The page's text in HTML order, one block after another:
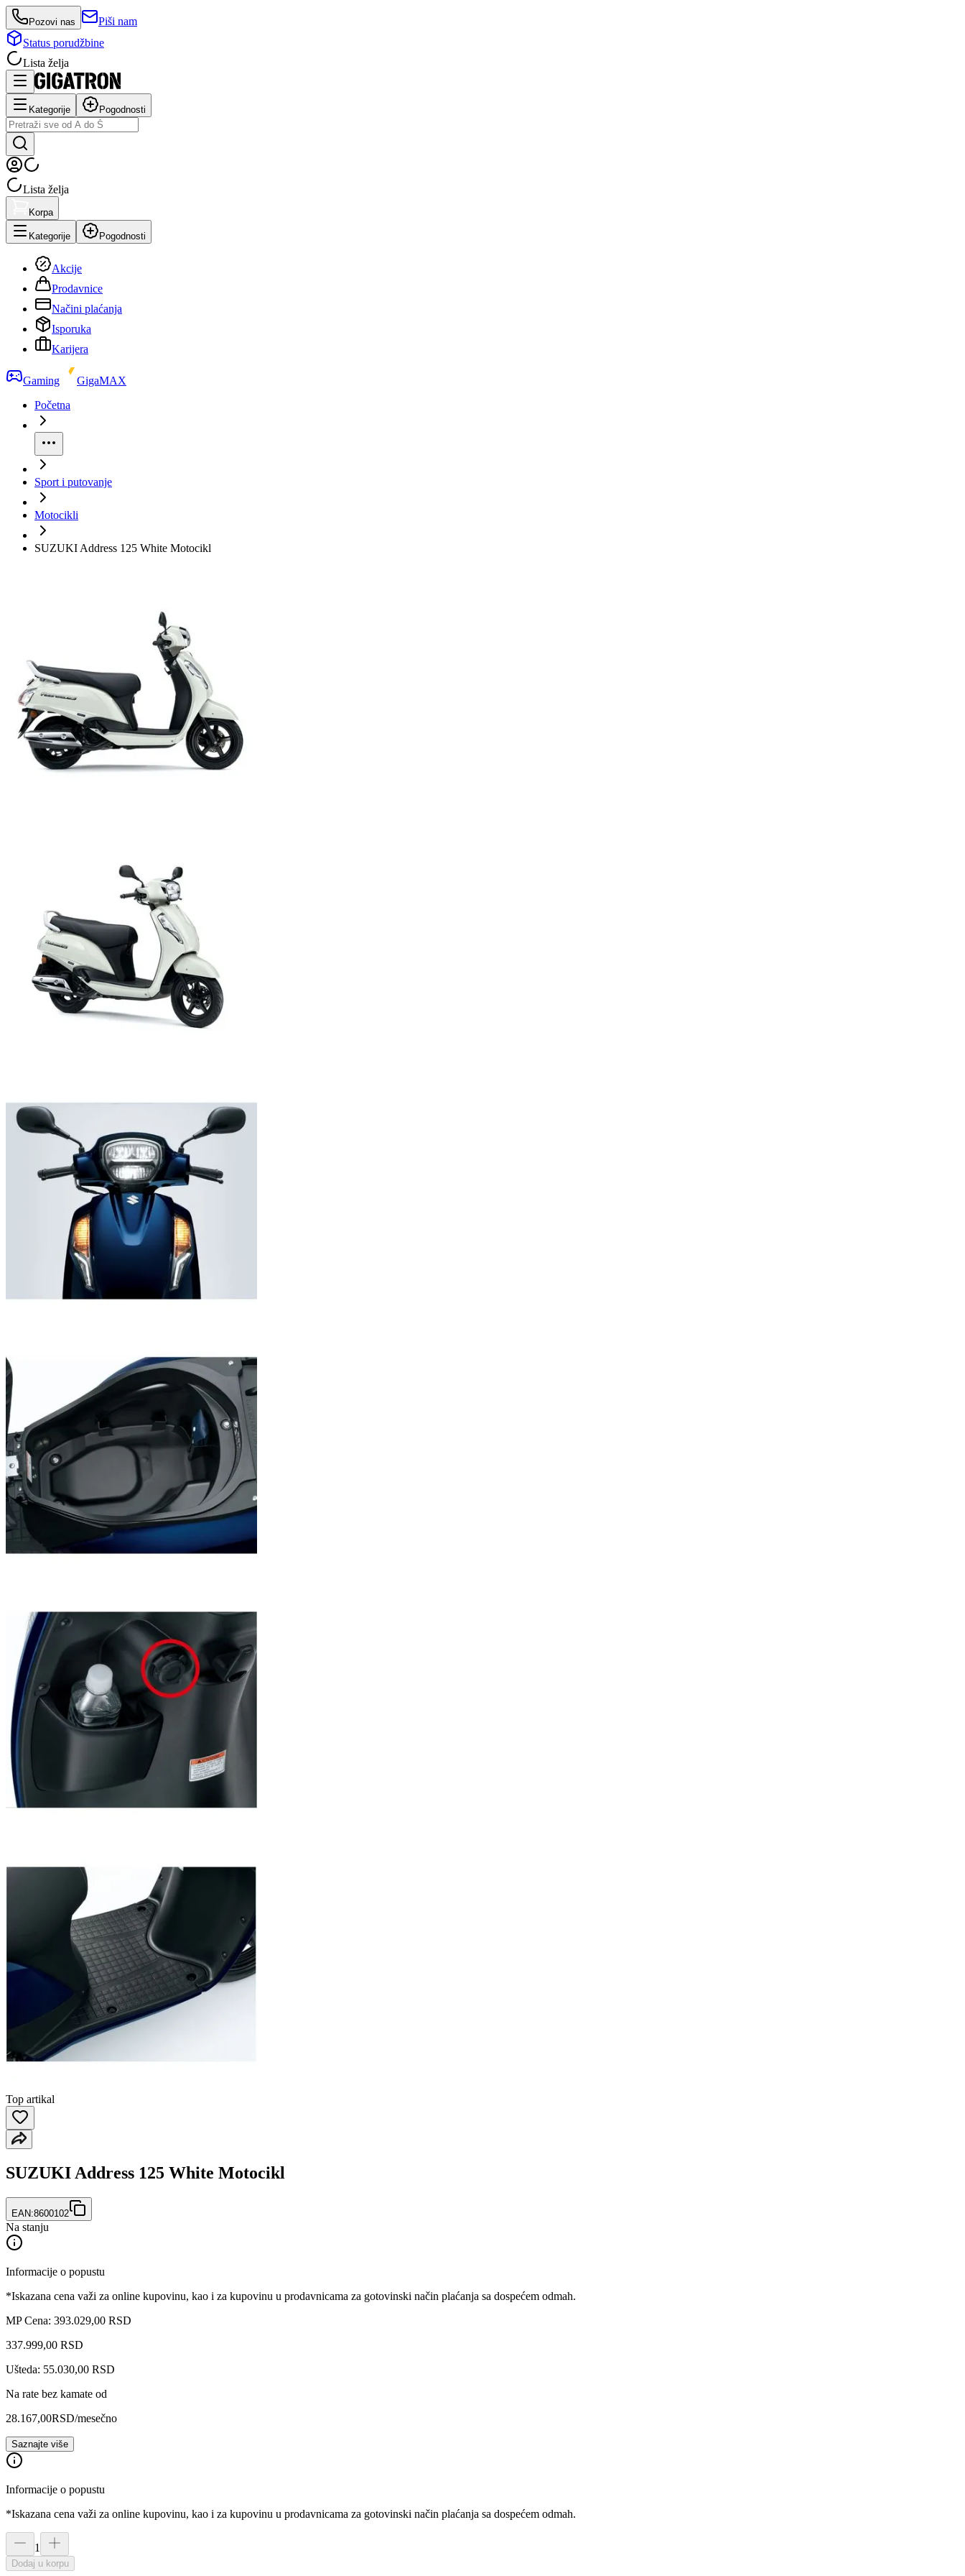
Pozovi nas
Piši nam
Status porudžbine
Lista želja
Kategorije Pogodnosti
Lista želja
Korpa
Kategorije Pogodnosti
Akcije
Prodavnice
Načini plaćanja
Isporuka
Karijera
Gaming
GigaMAX
Početna
Sport i putovanje
Motocikli
SUZUKI Address 125 White Motocikl
Top artikal
SUZUKI Address 125 White Motocikl
EAN:8600102
Na stanju
Informacije o popustu
*Iskazana cena važi za online kupovinu, kao i za kupovinu u prodavnicama za gotovinski način plaćanja sa dospećem odmah.
MP Cena: 393.029,00 RSD
337.999,00 RSD
Ušteda: 55.030,00 RSD
Na rate bez kamate od
28.167,00RSD/mesečno
Saznajte više
Informacije o popustu
*Iskazana cena važi za online kupovinu, kao i za kupovinu u prodavnicama za gotovinski način plaćanja sa dospećem odmah.
1
Dodaj u korpu